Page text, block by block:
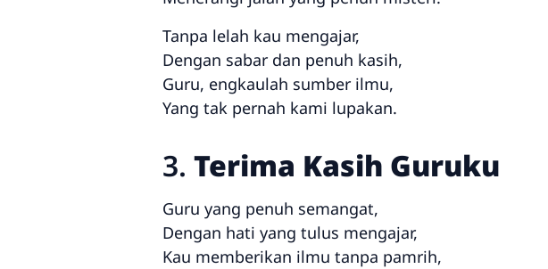
Tanpa lelah kau mengajar,
Dengan sabar dan penuh kasih,
Guru, engkaulah sumber ilmu,
Yang tak pernah kami lupakan.
3. Terima Kasih Guruku
Guru yang penuh semangat,
Dengan hati yang tulus mengajar,
Kau memberikan ilmu tanpa pamrih,